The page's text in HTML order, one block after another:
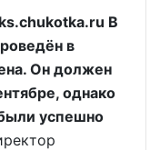
В
в
Он должен
однако
успешно